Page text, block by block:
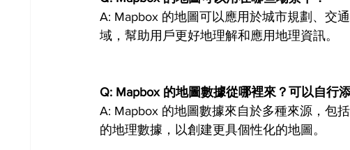
A: Mapbox 的地圖可以應用於城市規劃、交
域，幫助用戶更好地理解和應用地理資訊。
Q: Mapbox 的地圖數據從哪裡來？可以自行
A: Mapbox 的地圖數據來自於多種來源，包
的地理數據，以創建更具個性化的地圖。